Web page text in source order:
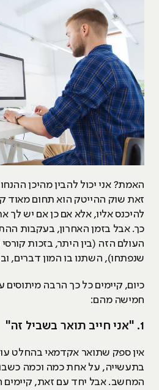
האמת? אני יכול להבין מהיכן
זאת שוק ההייטק הוא תחום מאוד
להיכנס אליו, אלא אם כן אם יש
כך. אבל בזמן האחרון, בעקבות
העולם הזה (בין היתר, בזכות קורסי
שנפתחו), השתנו בו המון דברים,
כיום, קיימים כל כך הרבה
חמישה מהם:
1. "אני חייב תואר בשביל זה"
אין ספק שתואר אקדמאי בהחלט
בתעשייה, על אחת כמה וכמה
המחשב. אבל יחד עם זאת, קיימים